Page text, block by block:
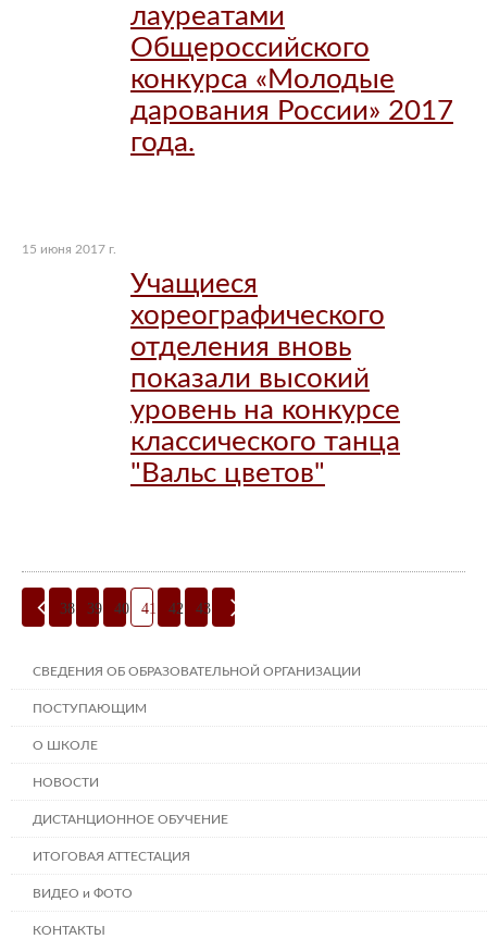
лауреатами
Общероссийского
конкурса «Молодые
дарования России» 2017
года.
15 июня 2017 г.
Учащиеся
хореографического
отделения вновь
показали высокий
уровень на конкурсе
классического танца
"Вальс цветов"
38 39 40 41 42 43
СВЕДЕНИЯ ОБ ОБРАЗОВАТЕЛЬНОЙ ОРГАНИЗАЦИИ
ПОСТУПАЮЩИМ
О ШКОЛЕ
НОВОСТИ
ДИСТАНЦИОННОЕ ОБУЧЕНИЕ
ИТОГОВАЯ АТТЕСТАЦИЯ
ВИДЕО и ФОТО
КОНТАКТЫ